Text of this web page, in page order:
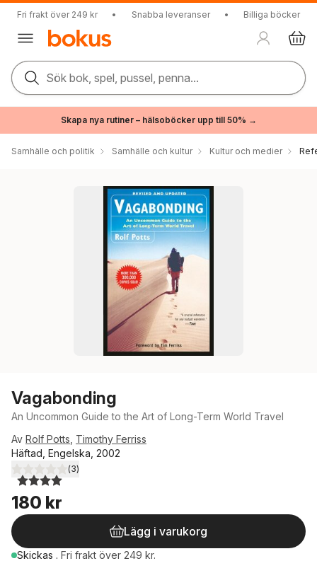
Fri frakt över 249 kr • Snabba leveranser • Billiga böcker
Sök bok, spel, pussel, penna...
Skapa nya rutiner – hälsoböcker upp till 50% →
Samhälle och politik Samhälle och kultur Kultur och medier
Vagabonding
An Uncommon Guide to the Art of Long-Term World Travel
Av Rolf Potts Timothy Ferriss
Häftad, Engelska, 2002
4,0utav 5 stjärnor. Totalt antal röster:
(3)
180 kr
Lägg i varukorg
Skickas . Fri frakt över 249 kr.